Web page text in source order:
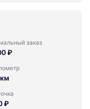
заказ
₽
₽